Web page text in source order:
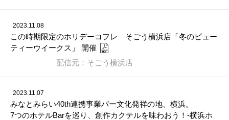
2023.11.08
この時期限定のホリデーコフレ そごう横浜店「冬のビュー
ティーウイークス」 開催
配信元：そごう横浜店
2023.11.07
みなとみらい40th連携事業バー文化発祥の地、横浜。
7つのホテルBarを巡り、創作カクテルを味わおう！-横浜ホ